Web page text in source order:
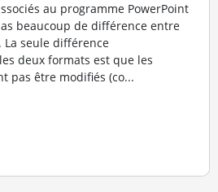
au programme PowerPoint
beaucoup de différence entre
La seule différence
deux formats est que les
pas être modifiés (co...